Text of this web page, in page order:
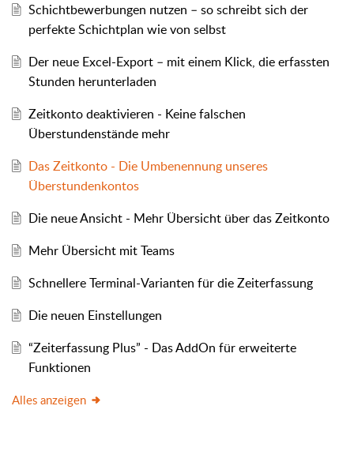
Schichtbewerbungen nutzen – so schreibt sich der
perfekte Schichtplan wie von selbst
Der neue Excel-Export – mit einem Klick, die erfassten
Stunden herunterladen
Zeitkonto deaktivieren - Keine falschen
Überstundenstände mehr
Das Zeitkonto - Die Umbenennung unseres
Überstundenkontos
Die neue Ansicht - Mehr Übersicht über das Zeitkonto
Mehr Übersicht mit Teams
Schnellere Terminal-Varianten für die Zeiterfassung
Die neuen Einstellungen
“Zeiterfassung Plus” - Das AddOn für erweiterte
Funktionen
Alles anzeigen